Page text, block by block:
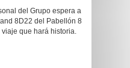
del Grupo espera a
8D22 del Pabellón 8
que hará historia.